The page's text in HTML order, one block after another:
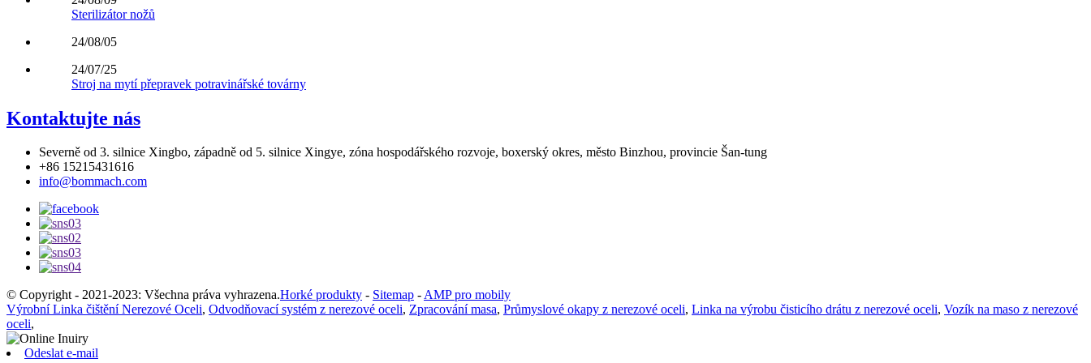
Sterilizátor nožů
24/08/05
24/07/25
Stroj na mytí přepravek potravinářské továrny
Kontaktujte nás
Severně od 3. silnice Xingbo, západně od 5. silnice Xingye, zóna hospodářského rozvoje, boxerský okres, město Binzhou, provincie Šan-tung
+86 15215431616
info@bommach.com
© Copyright - 2021-2023: Všechna práva vyhrazena.Horké produkty - Sitemap -AMP pro mobily
Výrobní Linka čištění Nerezové Oceli, Odvodňovací systém z nerezové oceli, Zpracování masa, Průmyslové okapy z nerezové oceli, Linka na výrobu čisticího drátu z nerezové oceli, Vozík na maso z nerezové
oceli,
Odeslat e-mail